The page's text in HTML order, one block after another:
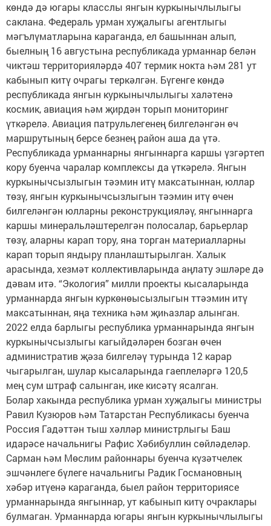
көндә дә югары класслы янгын куркынычлылыгы
саклана. Федераль урман хуҗалыгы агентлыгы
мәгълүматларына караганда, ел башыннан алып,
быелның 16 августына республикада урманнар белән
чиктәш территорияләрдә 407 термик нокта һәм 281 ут
кабынып китү очрагы теркәлгән. Бүгенге көндә
республикада янгын куркынычлылыгы халәтенә
космик, авиация һәм җирдән торып мониторинг
үткәрелә. Авиация патрульлегенең билгеләнгән өч
маршрутының берсе безнең район аша да үтә.
Республикада урманнарны янгыннарга каршы үзгәртеп
кору буенча чаралар комплексы да үткәрелә. Янгын
куркынычсызлыгын тәэмин итү максатыннан, юллар
төзү, янгын куркынычсызлыгын тәэмин итү өчен
билгеләнгән юлларны реконструкцияләү, янгыннарга
каршы минеральләштерелгән полосалар, барьерлар
төзү, аларны карап тору, яна торган материалларны
карап торып яндыру планлаштырылган. Халык
арасында, хезмәт коллективларында аңлату эшләре дә
дәвам итә. “Экология” милли проекты кысаларында
урманнарда янгын куркөнөысызлыгын ттәэмин итү
максатыннан, яңа техника һәм җиһазлар алынган.
2022 елда барлыгы республика урманнарында янгын
куркынычсызлыгы кагыйдәләрен бозган өчен
административ җәза билгеләү турында 12 карар
чыгарылган, шулар кысаларында гаеплеләргә 120,5
мең сум штраф салынган, ике кисәтү ясалган.
Болар хакында республика урман хуҗалыгы министры
Равил Кузюров һәм Татарстан Республикасы буенча
Россия Гадәттән тыш хәлләр министрлыгы Баш
идарәсе начальнигы Рафис Хәбибуллин сөйләделәр.
Сарман һәм Мөслим районнары буенча күзәтчелек
эшчәнлеге бүлеге начальнигы Радик Госмановның
хәбәр итүенә караганда, быел район территориясе
урманнарында янгыннар, ут кабынып китү очраклары
булмаган. Урманнарда югары янгын куркынычлылыгы